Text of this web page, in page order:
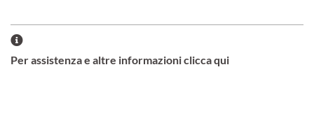
Per assistenza e altre informazioni clicca qui